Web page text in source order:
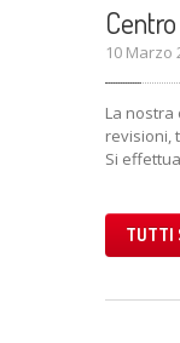
Centro
10
La nostra
revisioni,
Si
TUTTI